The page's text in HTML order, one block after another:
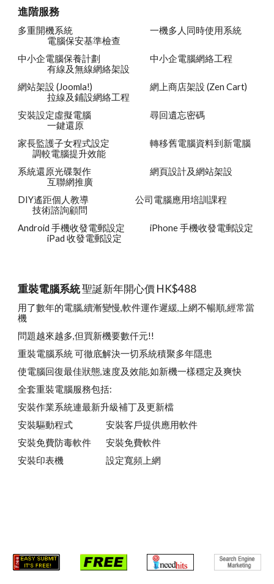
進階服務
多重開機系統
一機多人同時使用系統
電腦保安基準檢查
中小企電腦保養計劃
中小企電腦網絡工程
有線及無線網絡架設
網站架設 (Joomla!)
網上商店架設 (Zen Cart)
拉線及鋪設網絡工程
安裝設定虛擬電腦
尋回遺忘密碼
一鍵還原
家長監護子女程式設定
轉移舊電腦資料到新電腦
調較電腦提升效能
系統還原光碟製作
網頁設計及網站架設
互聯網推廣
DIY遙距個人教導
公司電腦應用培訓課程
技術諮詢顧問
Android 手機收發電郵設定
iPhone 手機收發電郵設定
iPad 收發電郵設定
重裝電腦系統 聖誕新年開心價 HK$488
用了數年的電腦,續漸變慢,軟件運作遲緩,上網不暢順,經常當
機
問題越來越多,但買新機要數仟元!!
重裝電腦系統 可徹底解決一切系統積聚多年隱患
使電腦回復最佳狀態,速度及效能,如新機一樣穩定及爽快
全套重裝電腦服務包括:
安裝作業系統連最新升級補丁及更新檔
安裝驅動程式
安裝客戶提供應用軟件
安裝免費防毒軟件
安裝免費軟件
安裝印表機
設定寬頻上網